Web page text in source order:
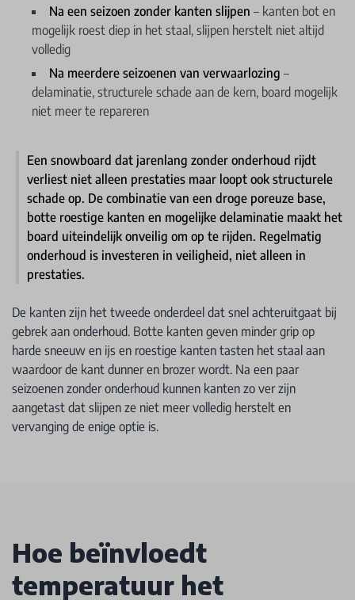
Na een seizoen zonder kanten slijpen – kanten bot en
mogelijk roest diep in het staal, slijpen herstelt niet altijd
volledig
Na meerdere seizoenen van verwaarlozing –
delaminatie, structurele schade aan de kern, board mogelijk
niet meer te repareren
Een snowboard dat jarenlang zonder onderhoud rijdt
verliest niet alleen prestaties maar loopt ook structurele
schade op. De combinatie van een droge poreuze base,
botte roestige kanten en mogelijke delaminatie maakt het
board uiteindelijk onveilig om op te rijden. Regelmatig
onderhoud is investeren in veiligheid, niet alleen in
prestaties.
De kanten zijn het tweede onderdeel dat snel achteruitgaat bij
gebrek aan onderhoud. Botte kanten geven minder grip op
harde sneeuw en ijs en roestige kanten tasten het staal aan
waardoor de kant dunner en brozer wordt. Na een paar
seizoenen zonder onderhoud kunnen kanten zo ver zijn
aangetast dat slijpen ze niet meer volledig herstelt en
vervanging de enige optie is.
Hoe beïnvloedt
temperatuur het